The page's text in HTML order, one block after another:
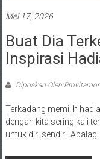
Mei 17, 2026
Buat Dia
Inspirasi
Diposkan
Terkadang memilih
dengan kita sering kali
untuk diri sendiri. Apalagi